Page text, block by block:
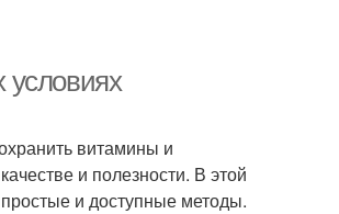
условиях
витамины и
и полезности. В этой
и доступные методы.